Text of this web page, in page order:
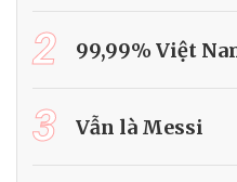
2 99,99% Việt
3 Vẫn là Messi